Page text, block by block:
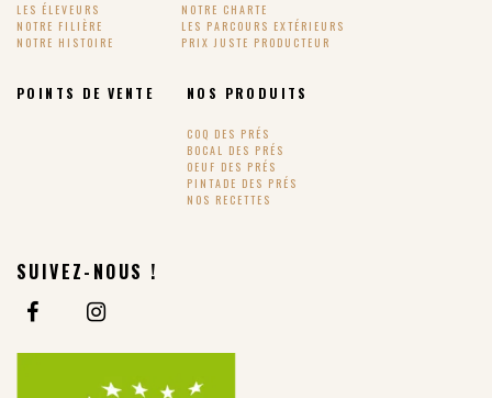
LES ÉLEVEURS
NOTRE FILIÈRE
NOTRE HISTOIRE
NOTRE CHARTE
LES PARCOURS EXTÉRIEURS
PRIX JUSTE PRODUCTEUR
POINTS DE VENTE NOS PRODUITS
COQ DES PRÉS
BOCAL DES PRÉS
OEUF DES PRÉS
PINTADE DES PRÉS
NOS RECETTES
SUIVEZ-NOUS !